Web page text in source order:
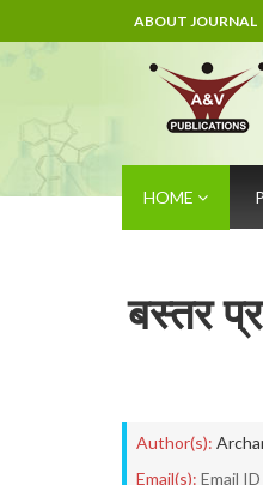
ABOUT JOURNAL
HOME
बस्तर
Author(s):
Email(s): Email